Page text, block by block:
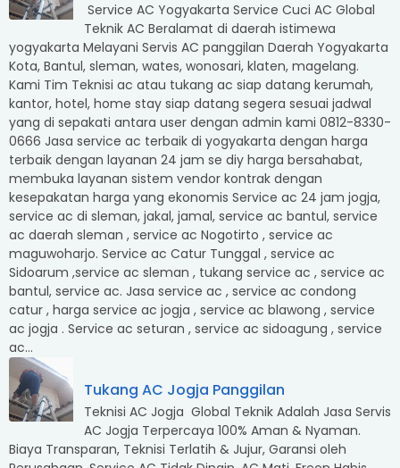
Service AC Yogyakarta Service Cuci AC Global
Teknik AC Beralamat di daerah istimewa
yogyakarta Melayani Servis AC panggilan Daerah Yogyakarta
Kota, Bantul, sleman, wates, wonosari, klaten, magelang.
Kami Tim Teknisi ac atau tukang ac siap datang kerumah,
kantor, hotel, home stay siap datang segera sesuai jadwal
yang di sepakati antara user dengan admin kami 0812-8330-
0666 Jasa service ac terbaik di yogyakarta dengan harga
terbaik dengan layanan 24 jam se diy harga bersahabat,
membuka layanan sistem vendor kontrak dengan
kesepakatan harga yang ekonomis Service ac 24 jam jogja,
service ac di sleman, jakal, jamal, service ac bantul, service
ac daerah sleman , service ac Nogotirto , service ac
maguwoharjo. Service ac Catur Tunggal , service ac
Sidoarum ,service ac sleman , tukang service ac , service ac
bantul, service ac. Jasa service ac , service ac condong
catur , harga service ac jogja , service ac blawong , service
ac jogja . Service ac seturan , service ac sidoagung , service
ac...
Tukang AC Jogja Panggilan
Teknisi AC Jogja Global Teknik Adalah Jasa Servis
AC Jogja Terpercaya 100% Aman & Nyaman.
Biaya Transparan, Teknisi Terlatih & Jujur, Garansi oleh